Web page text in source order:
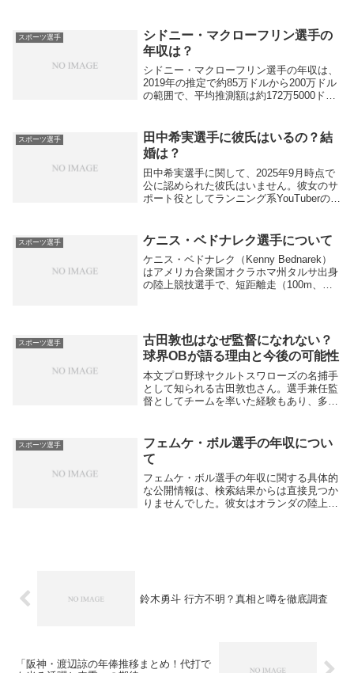
る選手も多い一方で、野口選手は独身のま
まです。...
スポーツ選手
シドニー・マクローフリン選手の
年収は？
シドニー・マクローフリン選手の年収は、
2019年の推定で約85万ドルから200万ドル
の範囲で、平均推測額は約172万5000ドル
ー契約の交渉も行われていたため...
スポーツ選手
田中希実選手に彼氏はいるの？結
婚は？
田中希実選手に関して、2025年9月時点で
公に認められた彼氏はいません。彼女のサ
ポート役としてランニング系YouTuberの田
は確認されておらず、あくまで仲間やサ
ポ...
スポーツ選手 ケニス・ベドナレク選手について
ケニス・ベドナレク（Kenny Bednarek）
はアメリカ合衆国オクラホマ州タルサ出身
の陸上競技選手で、短距離走（100m、
スポーツ選手
古田敦也はなぜ監督になれない？
球界OBが語る理由と今後の可能性
本文プロ野球ヤクルトスワローズの名捕手
として知られる古田敦也さん。選手兼任監
督としてチームを率いた経験もあり、多く
実際には長年「古田敦也は監督になれな
い」と言われて...
スポーツ選手
フェムケ・ボル選手の年収につい
て
フェムケ・ボル選手の年収に関する具体的
な公開情報は、検索結果からは直接見つか
りませんでした。彼女はオランダの陸上競
鈴木勇斗 行方不明？真相と噂を徹底調査
「阪神・渡辺諒の年俸推移まとめ！代打で